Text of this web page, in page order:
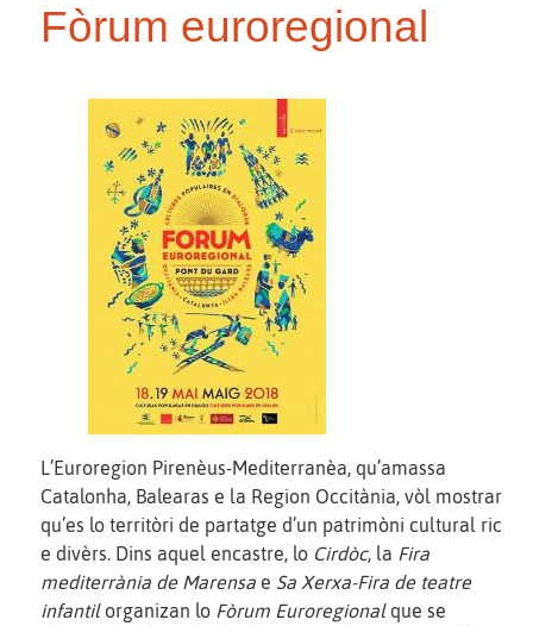
Fòrum euroregional
L’Euroregion Pirenèus-Mediterranèa, qu’amassa
Catalonha, Balearas e la Region Occitània, vòl mostrar
qu’es lo territòri de partatge d’un patrimòni cultural ric
e divèrs. Dins aquel encastre, lo Cirdòc, la Fira
mediterrània de Marensa e Sa Xerxa-Fira de teatre
infantilorganizan lo Fòrum Euroregionalque se